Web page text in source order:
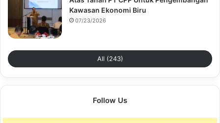
Kawasan Ekonomi Biru
07/23/2026
All (243)
Follow Us